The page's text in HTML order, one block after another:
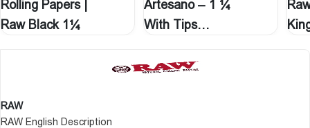
Rolling Papers |
Raw Black 1¼
Artesano – 1 ¼
With Tips…
RAW
RAW English Description